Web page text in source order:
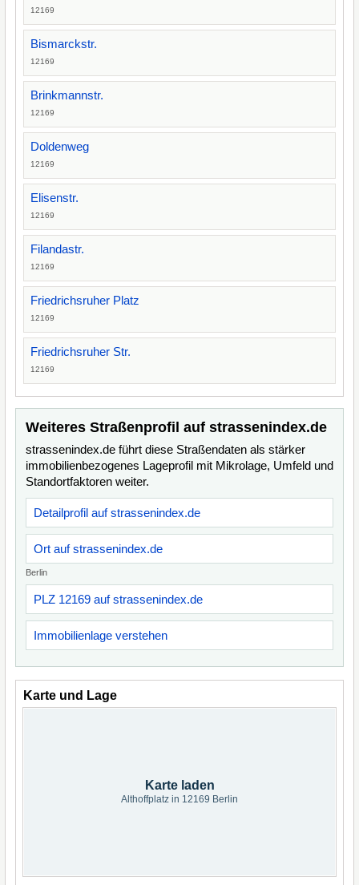
12169
Bismarckstr.
12169
Brinkmannstr.
12169
Doldenweg
12169
Elisenstr.
12169
Filandastr.
12169
Friedrichsruher Platz
12169
Friedrichsruher Str.
12169
Weiteres Straßenprofil auf strassenindex.de
strassenindex.de führt diese Straßendaten als stärker
immobilienbezogenes Lageprofil mit Mikrolage, Umfeld und
Standortfaktoren weiter.
Detailprofil auf strassenindex.de
Ort auf strassenindex.de
Berlin
PLZ 12169 auf strassenindex.de
Immobilienlage verstehen
Karte und Lage
Karte laden
Althoffplatz in 12169 Berlin